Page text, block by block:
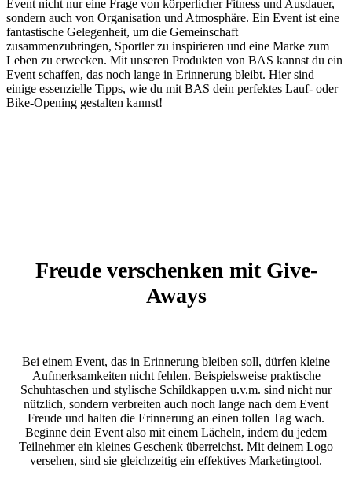
Event nicht nur eine Frage von körperlicher Fitness und Ausdauer,
sondern auch von Organisation und Atmosphäre. Ein Event ist eine
fantastische Gelegenheit, um die Gemeinschaft
zusammenzubringen, Sportler zu inspirieren und eine Marke zum
Leben zu erwecken. Mit unseren Produkten von BAS kannst du ein
Event schaffen, das noch lange in Erinnerung bleibt. Hier sind
einige essenzielle Tipps, wie du mit BAS dein perfektes Lauf- oder
Bike-Opening gestalten kannst!
Freude verschenken mit Give-
Aways
Bei einem Event, das in Erinnerung bleiben soll, dürfen kleine
Aufmerksamkeiten nicht fehlen. Beispielsweise praktische
Schuhtaschen und stylische Schildkappen u.v.m. sind nicht nur
nützlich, sondern verbreiten auch noch lange nach dem Event
Freude und halten die Erinnerung an einen tollen Tag wach.
Beginne dein Event also mit einem Lächeln, indem du jedem
Teilnehmer ein kleines Geschenk überreichst. Mit deinem Logo
versehen, sind sie gleichzeitig ein effektives Marketingtool.